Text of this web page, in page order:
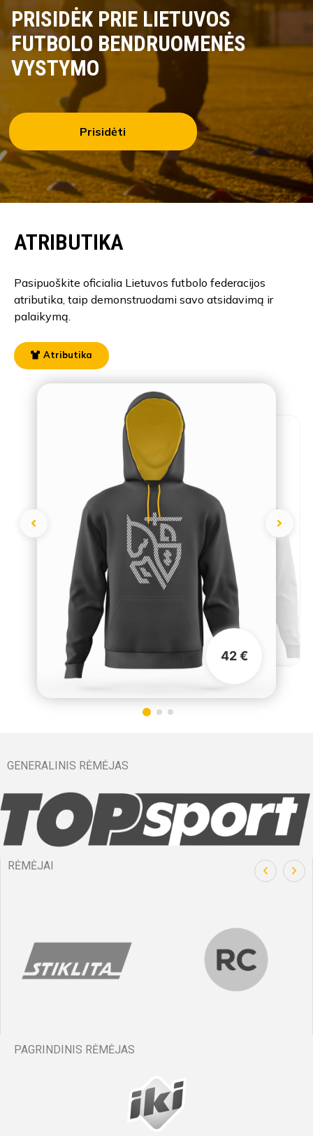
PRISIDĖK PRIE LIETUVOS
FUTBOLO BENDRUOMENĖS
VYSTYMO
Prisidėti
42 €
ATRIBUTIKA
Pasipuoškite oficialia Lietuvos futbolo federacijos
atributika, taip demonstruodami savo atsidavimą ir
palaikymą.
Atributika
GENERALINIS RĖMĖJAS
RĖMĖJAI
PAGRINDINIS RĖMĖJAS